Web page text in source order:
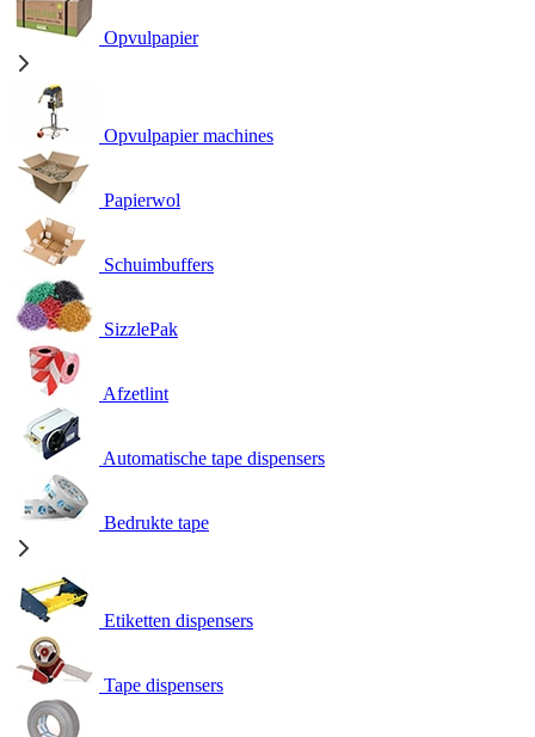
Opvulpapier
Opvulpapier machines
Papierwol
Schuimbuffers
SizzlePak
Afzetlint
Automatische tape dispensers
Bedrukte tape
Etiketten dispensers
Tape dispensers